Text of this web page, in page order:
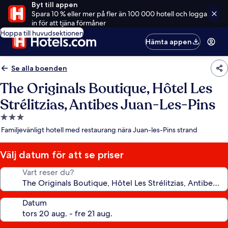
Byt till appen
Spara 10 % eller mer på fler än 100 000 hotell och logga
in för att tjäna förmåner
Hoppa till huvudsektionen
Hämta appen
Se alla boenden
The Originals Boutique, Hôtel Les
Strélitzias, Antibes Juan-Les-Pins
3.0-
stjärnigt
Familjevänligt hotell med restaurang nära Juan-les-Pins strand
Välj datum för att se priser
Vart reser du?
Datum